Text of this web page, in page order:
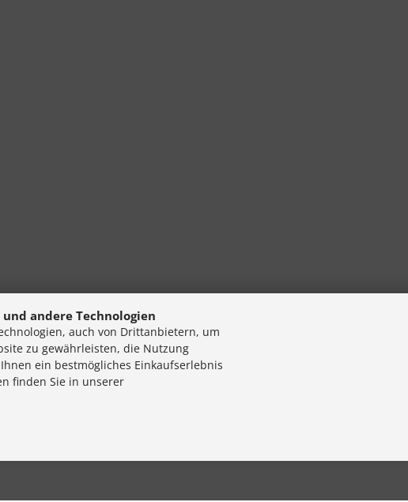
andere Technologien
auch von Drittanbietern, um
zu gewährleisten, die Nutzung
ein bestmögliches Einkaufserlebnis
finden Sie in unserer